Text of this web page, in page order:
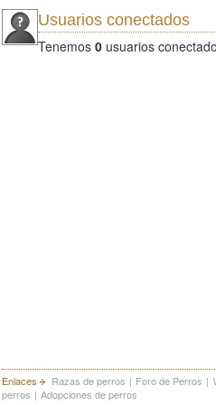
Usuarios conectados
Tenemos 0 usuarios
Enlaces Razas de perros | Foro de Perros |
perros | Adopciones de perros